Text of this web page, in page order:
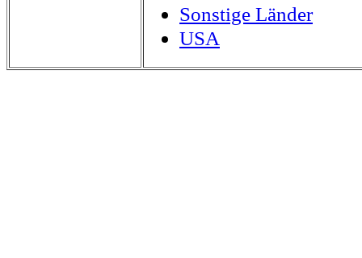
Sonstige Länder
USA